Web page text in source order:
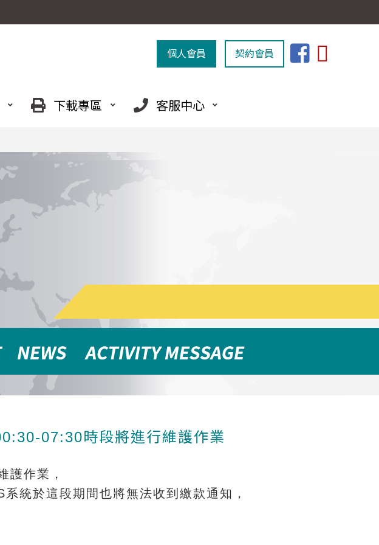
個人會員 契約會員
下載專區 客服中心
07:30時段將進行維護作業
護作業，
系統於這段期間也將無法收到繳款通知，